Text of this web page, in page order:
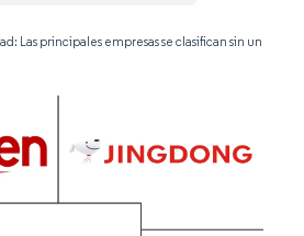
Las principales empresas se clasifican sin un